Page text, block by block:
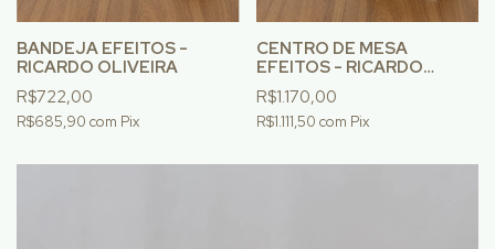
BANDEJA EFEITOS -
RICARDO OLIVEIRA
R$722,00
R$685,90 com Pix
CENTRO DE MESA
EFEITOS - RICARDO
OLIVEIRA
R$1.170,00
R$1.111,50 com Pix